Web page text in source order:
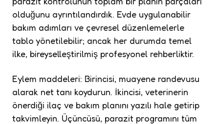
olduğunu ayrıntılandırdık. Evde uygulanabilir
bakım adımları ve çevresel düzenlemelerle
tablo yönetilebilir; ancak her durumda temel
ilke, bireyselleştirilmiş profesyonel rehberliktir.
Eylem maddeleri: Birincisi, muayene randevusu
alarak net tanı koydurun. İkincisi, veterinerin
önerdiği ilaç ve bakım planını yazılı hale getirip
takvimleyin. Üçüncüsü, parazit programını tüm